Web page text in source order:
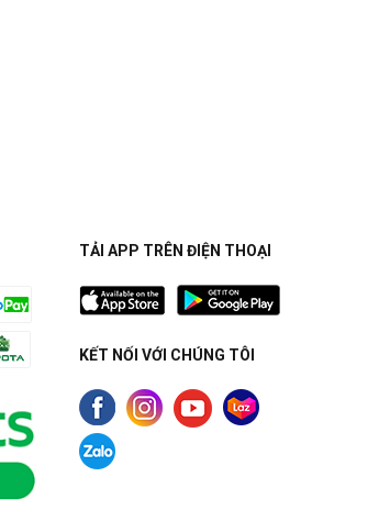
TẢI APP TRÊN ĐIỆN THOẠI
KẾT NỐI VỚI CHÚNG TÔI